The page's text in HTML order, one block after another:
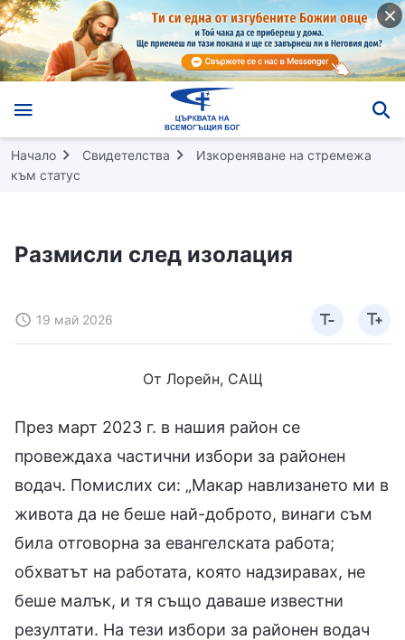
Начало Свидетелства
Изкореняване на стремежа
към статус
Размисли след изолация
19 май 2026
От Лорейн, САЩ
През март 2023 г. в нашия район се
провеждаха частични избори за районен
водач. Помислих си: „Макар навлизането ми в
живота да не беше най-доброто, винаги съм
била отговорна за евангелската работа;
обхватът на работата, която надзиравах, не
беше малък, и тя също даваше известни
резултати. На тези избори за районен водач